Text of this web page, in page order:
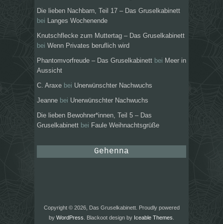
Die lieben Nachbarn, Teil 17 – Das Gruselkabinett
bei
Langes Wochenende
Knutschflecke zum Muttertag – Das Gruselkabinett
bei Wenn Privates beruflich wird
Phantomvorfreude – Das Gruselkabinett bei Meer in
Aussicht
C. Araxe bei Unerwünschter Nachwuchs
Jeanne bei Unerwünschter Nachwuchs
Die lieben Bewohner*innen, Teil 5 – Das
Gruselkabinett bei Faule Weihnachtsgrüße
Gehenna
Copyright © 2026, Das Gruselkabinett. Proudly powered
by WordPress . Blackoot design by Iceable Themes